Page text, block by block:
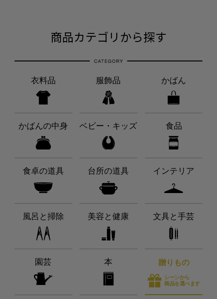
商品カテゴリから探す
衣料品 服飾品 かばん
かばんの中身 ベビー・キッズ 食品
食卓の道具 台所の道具 インテリア
風呂と掃除 美容と健康 文具と手芸
園芸 本 贈りもの
シーンから
商品を選べます